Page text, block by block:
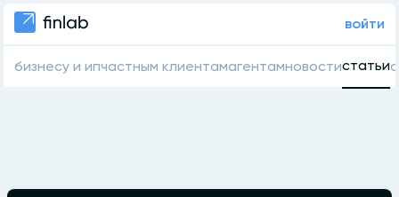
войти
бизнесу и ипчастным клиентамагентамновостистатьи